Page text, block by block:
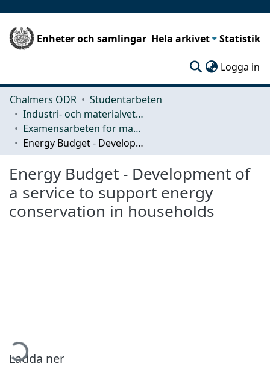
Enheter och samlingar Hela arkivet Statistik
Logga in
Chalmers ODR
Studentarbeten
Industri- och materialvetenskap (IMS)
Examensarbeten för masterexamen
Energy Budget - Development of a service to support energy conservation in households
Energy Budget - Development of
a service to support energy
conservation in households
Ladda ner